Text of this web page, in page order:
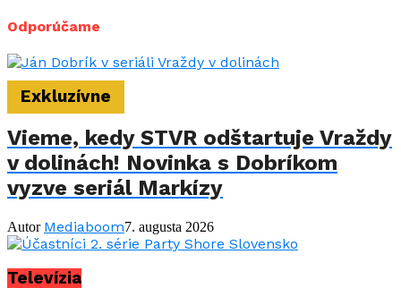
Odporúčame
Exkluzívne
Vieme, kedy STVR odštartuje Vraždy
v dolinách! Novinka s Dobríkom
vyzve seriál Markízy
Autor Mediaboom7. augusta 2026
Televízia